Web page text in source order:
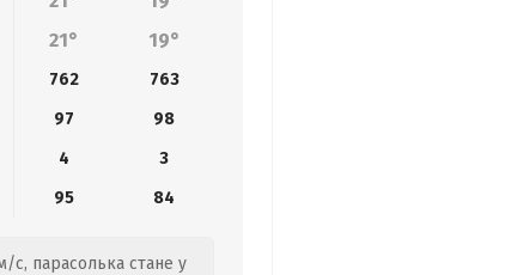
21° 19°
762
763
97
98
4
3
95 84
с, парасолька стане у